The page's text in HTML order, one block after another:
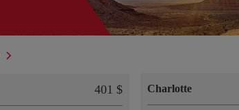
401 $ Charlotte